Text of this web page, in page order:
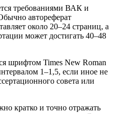
требованиями ВАК и
автореферат
около 20–24 страниц, а
может достигать 40–48
шрифтом Times New Roman
1–1,5, если иное не
совета или
кратко и точно отражать